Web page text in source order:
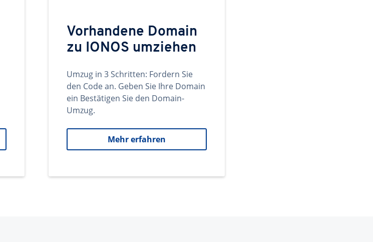
Vorhandene Domain
zu IONOS umziehen
Umzug in 3 Schritten: Fordern Sie
den Code an. Geben Sie Ihre Domain
ein Bestätigen Sie den Domain-
Umzug.
Mehr erfahren